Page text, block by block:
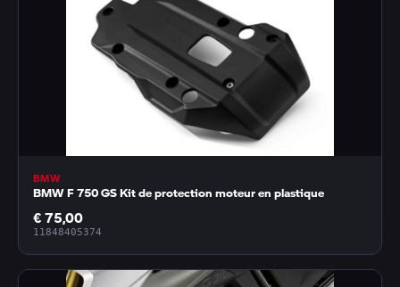
BMW
BMW F 750 GS Kit de protection moteur en plastique
€ 75,00
11848405374